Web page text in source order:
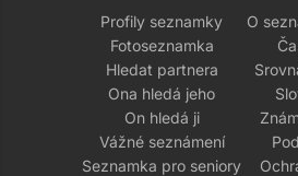
Profily seznamky
Fotoseznamka
Hledat partnera
Ona hledá jeho
On hledá ji
Vážné seznámení
Seznamka pro seniory
O